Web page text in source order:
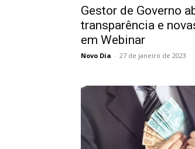
Gestor de Governo
transparência e
em Webinar
Novo Dia - 27 de janeiro de 2023